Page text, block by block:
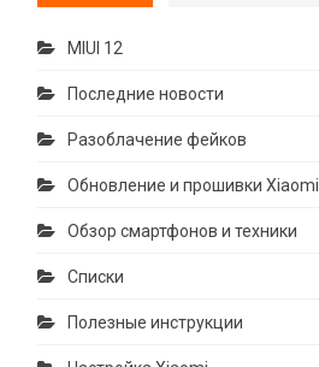
MIUI 12
Последние новости
Разоблачение фейков
Обновление и прошивки Xiaomi
Обзор смартфонов и техники
Списки
Полезные инструкции